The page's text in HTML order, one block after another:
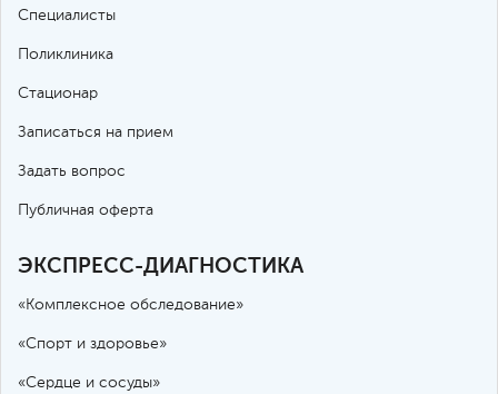
Специалисты
Поликлиника
Стационар
Записаться на прием
Задать вопрос
Публичная оферта
ЭКСПРЕСС-ДИАГНОСТИКА
«Комплексное обследование»
«Спорт и здоровье»
«Сердце и сосуды»